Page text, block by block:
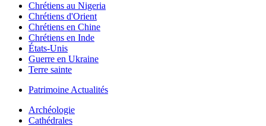
Chrétiens au Nigeria
Chrétiens d'Orient
Chrétiens en Chine
Chrétiens en Inde
États-Unis
Guerre en Ukraine
Terre sainte
Patrimoine Actualités
Archéologie
Cathédrales